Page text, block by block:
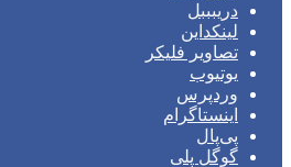
دریبببل
لینکداین
تصاویر فلیکر
یوتیوب
وردپرس
اینستاگرام
پی‌پال
گوگل پلی